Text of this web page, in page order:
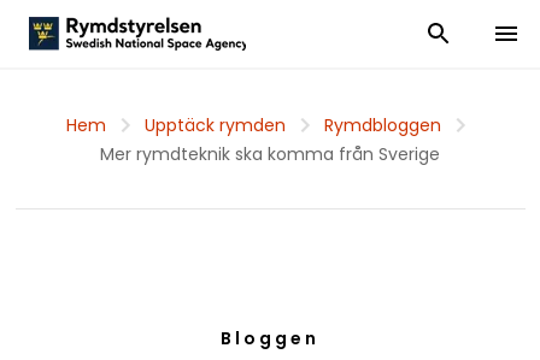
Visa och dölj
Visa
Hem Upptäck rymden
Rymdbloggen
Mer rymdteknik ska komma från Sverige
Bloggen